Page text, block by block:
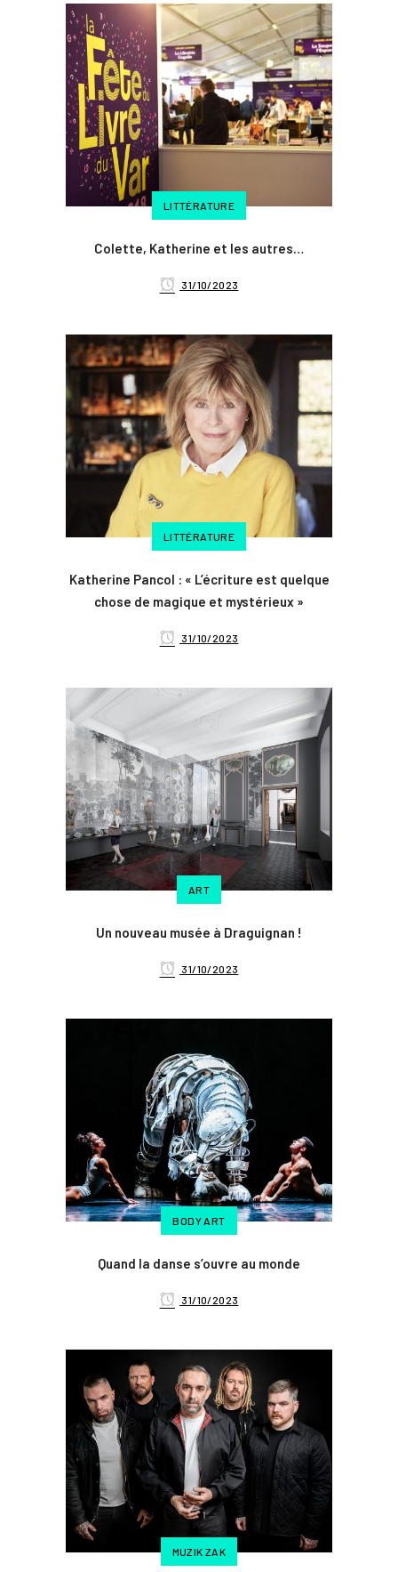
LITTÉRATURE
Colette, Katherine et les autres…
31/10/2023
LITTÉRATURE
Katherine Pancol : « L’écriture est quelque
chose de magique et mystérieux »
31/10/2023
ART
Un nouveau musée à Draguignan !
31/10/2023
BODY ART
Quand la danse s’ouvre au monde
31/10/2023
MUZIK ZAK